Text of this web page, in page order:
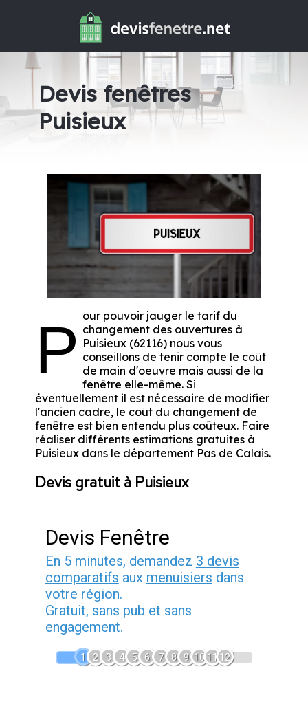
Devis fenêtres
Puisieux
P our pouvoir jauger le tarif du
changement des ouvertures à
Puisieux (62116) nous vous
conseillons de tenir compte le coût
de main d'oeuvre mais aussi de la
fenêtre elle-même. Si
éventuellement il est nécessaire de modifier
l'ancien cadre, le coût du changement de
fenêtre est bien entendu plus coûteux. Faire
réaliser différents estimations gratuites à
Puisieux dans le département Pas de Calais.
Devis gratuit à Puisieux
Devis Fenêtre
En 5 minutes, demandez 3 devis
comparatifs aux menuisiers dans
votre région.
Gratuit, sans pub et sans
engagement.
1 2 3 4 5 6 7 8 9 1011 12